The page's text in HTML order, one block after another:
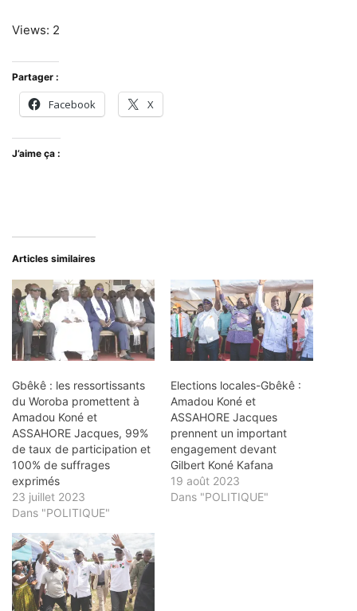
Views: 2
Partager :
Facebook X
J’aime ça :
Articles similaires
Gbêkê : les ressortissants
du Woroba promettent à
Amadou Koné et
ASSAHORE Jacques, 99%
de taux de participation et
100% de suffrages
exprimés
23 juillet 2023
Dans "POLITIQUE"
Elections locales-Gbêkê :
Amadou Koné et
ASSAHORE Jacques
prennent un important
engagement devant
Gilbert Koné Kafana
19 août 2023
Dans "POLITIQUE"